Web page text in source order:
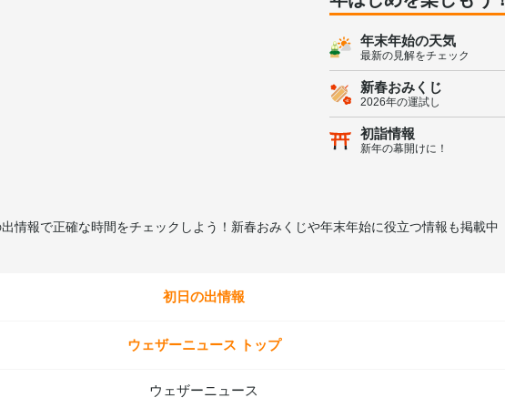
年末年始の天気
最新の見解をチェック
新春おみくじ
2026年の運試し
初詣情報
新年の幕開けに！
情報で正確な時間をチェックしよう！新春おみくじや年末年始に役立つ情報も掲載中
初日の出情報
ウェザーニュース トップ
ウェザーニュース